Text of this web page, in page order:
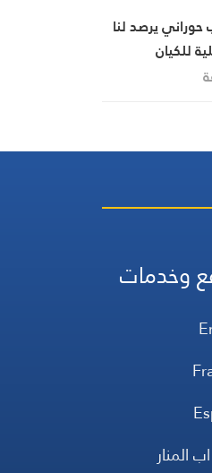
حوراني يرصد لنا
للكيان
وخدمات
المنار